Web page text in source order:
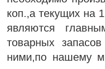
коп.,а текущих на
являются
товарных
ними,по нашему